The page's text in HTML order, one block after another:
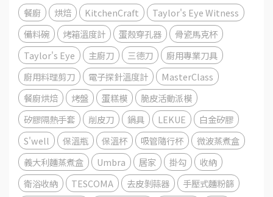
餐廚 烘焙 KitchenCraft
Taylor's Eye Witness
備料碗
烤箱溫度計 蛋殼穿孔器
骨瓷馬克杯
Taylor's Eye
主廚刀 三德刀
廚用專業刀具
廚用料理剪刀
電子探針溫度計
MasterClass
餐廚烘焙
烤盤 蛋糕模
脆皮活動派模
矽膠隔熱手套
削皮刀 鍋具 LEKUE
白金矽膠
S'well
保溫瓶 保溫杯 吸管隨行杯
微波蒸煮盒
義大利麵蒸煮盒
Umbra 居家 掛勾
收納
衛浴收納
TESCOMA 去皮剝蒜器
手壓式麵粉篩